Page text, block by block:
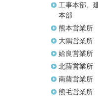
工事本部、
本部
熊本営業所
大隅営業所
姶良営業所
北薩営業所
南薩営業所
熊毛営業所